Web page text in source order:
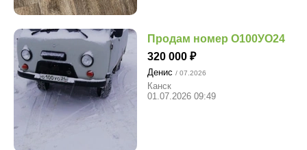
Продам номер О100УО24
320 000
Денис / 07.2026
Канск
01.07.2026 09:49